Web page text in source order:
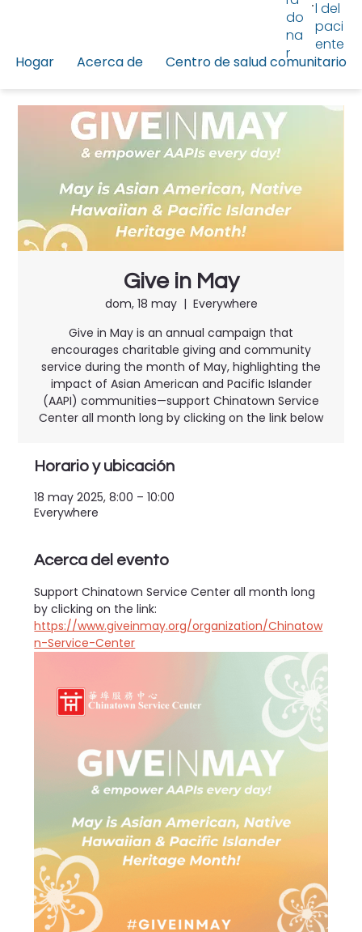
Hogar Acerca de Centro de salud comunitario
do
na
r
l del
paci
ente
Give in May
dom, 18 may
  |
Everywhere
Give in May is an annual campaign that
encourages charitable giving and community
service during the month of May, highlighting the
impact of Asian American and Pacific Islander
(AAPI) communities—support Chinatown Service
Center all month long by clicking on the link below
Horario y ubicación
18 may 2025, 8:00 – 10:00
Everywhere
Acerca del evento
Support Chinatown Service Center all month long
by clicking on the link:
https://www.giveinmay.org/organization/Chinatow
n-Service-Center